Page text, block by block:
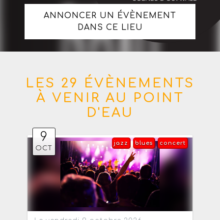
ANNONCER UN ÉVÈNEMENT
DANS CE LIEU
LES 29 ÉVÈNEMENTS
À VENIR AU POINT
D'EAU
9
OCT
concert
blues
jazz